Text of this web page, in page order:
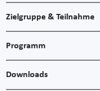
Zielgruppe & Teilnahme
Programm
Downloads